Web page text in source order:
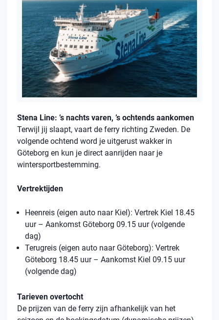
Stena Line: ’s nachts varen, ’s ochtends aankomen
Terwijl jij slaapt, vaart de ferry richting Zweden. De
volgende ochtend word je uitgerust wakker in
Göteborg en kun je direct aanrijden naar je
wintersportbestemming.
Vertrektijden
Heenreis (eigen auto naar Kiel): Vertrek Kiel 18.45
uur – Aankomst Göteborg 09.15 uur (volgende
dag)
Terugreis (eigen auto naar Göteborg): Vertrek
Göteborg 18.45 uur – Aankomst Kiel 09.15 uur
(volgende dag)
Tarieven overtocht
De prijzen van de ferry zijn afhankelijk van het